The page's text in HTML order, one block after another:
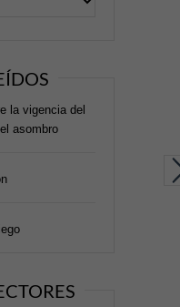
la vigencia del
asombro